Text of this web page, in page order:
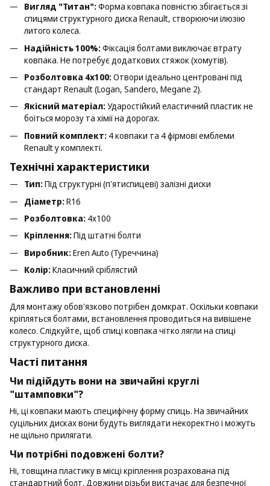
Вигляд "Титан":Форма ковпака повністю збігається зі
спицями структурного диска Renault, створюючи ілюзію
литого колеса.
Надійність 100%:Фіксація болтами виключає втрату
ковпака. Не потребує додаткових стяжок (хомутів).
Розболтовка 4х100:Отвори ідеально центровані під
стандарт Renault (Logan, Sandero, Megane 2).
Якісний матеріал:Ударостійкий еластичний пластик не
боїться морозу та хімії на дорогах.
Повний комплект: 4 ковпаки та 4 фірмові емблеми
Renault у комплекті.
Технічні характеристики
Тип:Під структурні (п'ятиспицеві) залізні диски
Діаметр:R16
Розболтовка: 4х100
Кріплення:Під штатні болти
Виробник:Eren Auto (Туреччина)
Колір:Класичний сріблястий
Важливо при встановленні
Для монтажу обов'язково потрібен домкрат. Оскільки ковпаки
кріпляться болтами, встановлення проводиться на вивішене
колесо. Слідкуйте, щоб спиці ковпака чітко лягли на спиці
структурного диска.
Часті питання
Чи підійдуть вони на звичайні круглі
"штамповки"?
Ні, ці ковпаки мають специфічну форму спиць. На звичайних
суцільних дисках вони будуть виглядати некоректно і можуть
не щільно прилягати.
Чи потрібні подовжені болти?
Ні, товщина пластику в місці кріплення розрахована під
стандартний болт. Довжини різьби вистачає для безпечної